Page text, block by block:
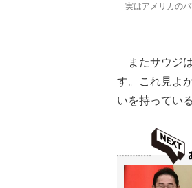
実はアメリカの
またサウジ
す。これ見よ
いを持ってい